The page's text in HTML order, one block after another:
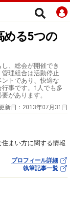
める5つの
、総会が開催でき
理組合は活動停止
トであり、快適な
事です。1人でも多
があります。
新日： 2013年07月31日
まい方に関する情報
プロフィール詳細
執筆記事一覧